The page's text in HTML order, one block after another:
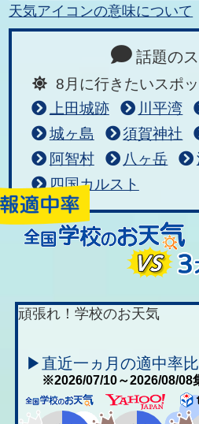
天気アイコンの意味について
話題の
8月に行きたいスポ
上田城跡
川平湾
城ヶ島
須賀神社
阿智村
八ヶ岳
四国カルスト
頑張れ！学校のお天気
▶直近一ヵ月の適中率
※2026/07/10～2026/08/08